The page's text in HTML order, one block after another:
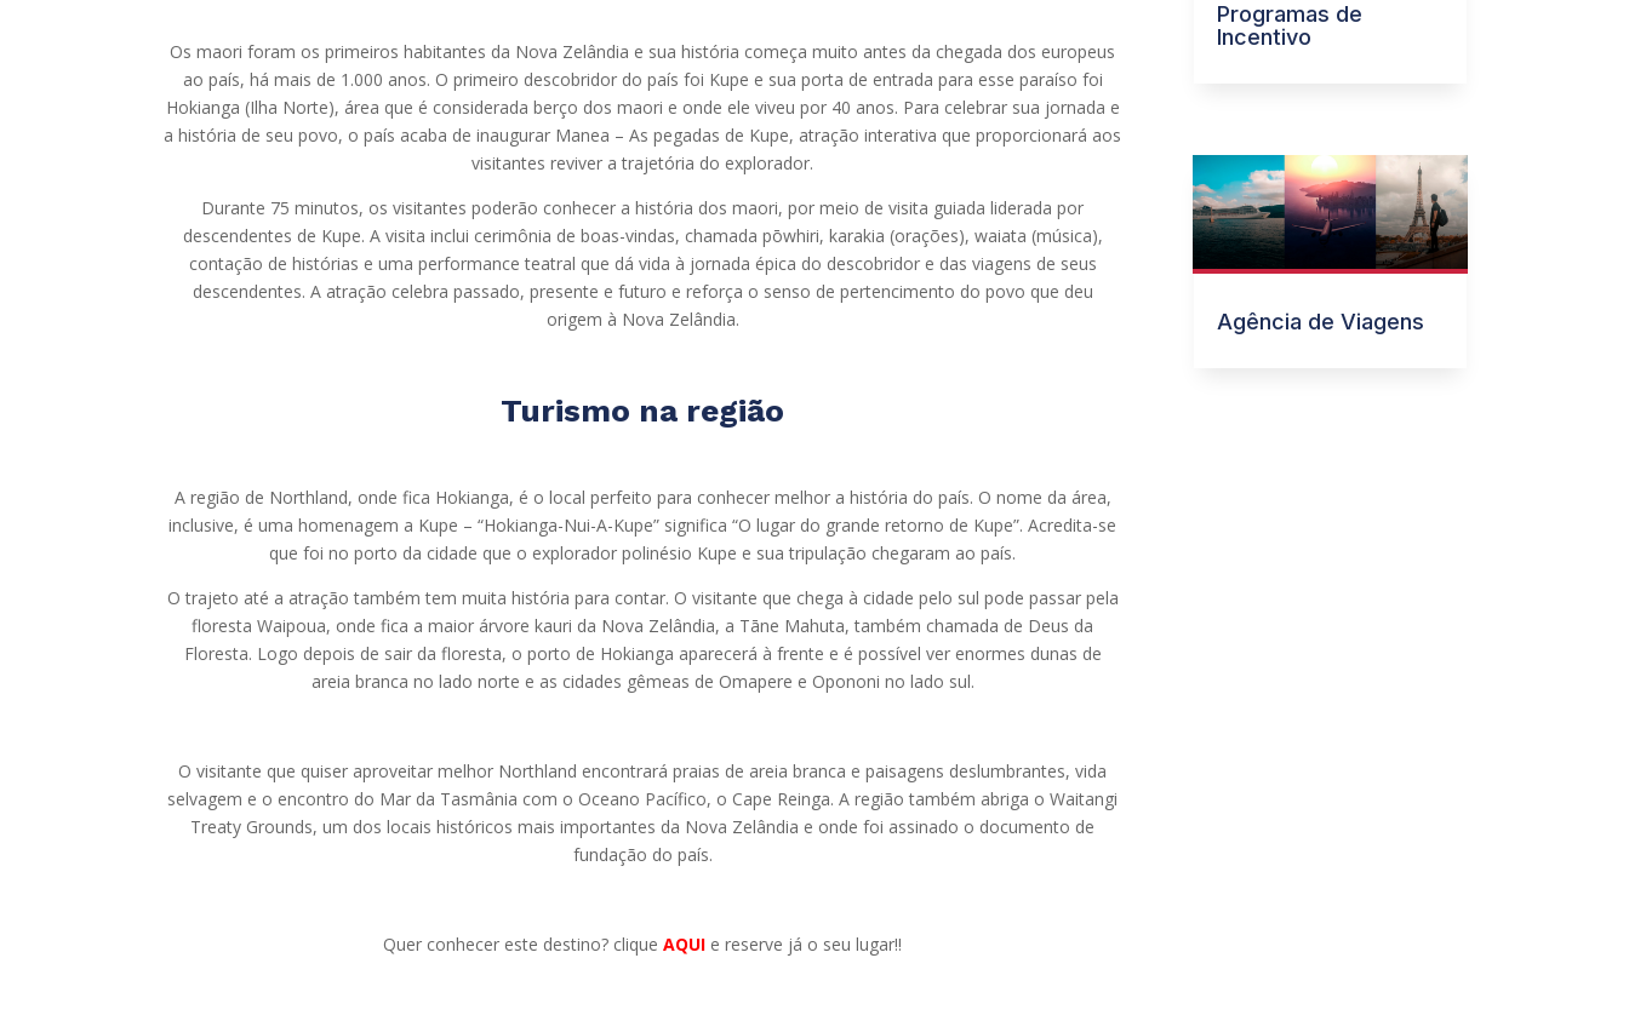
Os maori foram os primeiros habitantes da Nova Zelândia e sua história começa muito antes da chegada dos europeus
ao país, há mais de 1.000 anos. O primeiro descobridor do país foi Kupe e sua porta de entrada para esse paraíso foi
Hokianga (Ilha Norte), área que é considerada berço dos maori e onde ele viveu por 40 anos. Para celebrar sua jornada e
a história de seu povo, o país acaba de inaugurar Manea – As pegadas de Kupe, atração interativa que proporcionará aos
visitantes reviver a trajetória do explorador.
Durante 75 minutos, os visitantes poderão conhecer a história dos maori, por meio de visita guiada liderada por
descendentes de Kupe. A visita inclui cerimônia de boas-vindas, chamada pōwhiri, karakia (orações), waiata (música),
contação de histórias e uma performance teatral que dá vida à jornada épica do descobridor e das viagens de seus
descendentes. A atração celebra passado, presente e futuro e reforça o senso de pertencimento do povo que deu
origem à Nova Zelândia.
Turismo na região
A região de Northland, onde fica Hokianga, é o local perfeito para conhecer melhor a história do país. O nome da área,
inclusive, é uma homenagem a Kupe – “Hokianga-Nui-A-Kupe” significa “O lugar do grande retorno de Kupe”. Acredita-se
que foi no porto da cidade que o explorador polinésio Kupe e sua tripulação chegaram ao país.
O trajeto até a atração também tem muita história para contar. O visitante que chega à cidade pelo sul pode passar pela
floresta Waipoua, onde fica a maior árvore kauri da Nova Zelândia, a Tāne Mahuta, também chamada de Deus da
Floresta. Logo depois de sair da floresta, o porto de Hokianga aparecerá à frente e é possível ver enormes dunas de
areia branca no lado norte e as cidades gêmeas de Omapere e Opononi no lado sul.
O visitante que quiser aproveitar melhor Northland encontrará praias de areia branca e paisagens deslumbrantes, vida
selvagem e o encontro do Mar da Tasmânia com o Oceano Pacífico, o Cape Reinga. A região também abriga o Waitangi
Treaty Grounds, um dos locais históricos mais importantes da Nova Zelândia e onde foi assinado o documento de
fundação do país.
Quer conhecer este destino? cliqueAQUI e reserve já o seu lugar!!
Programas de
Incentivo
Agência de Viagens